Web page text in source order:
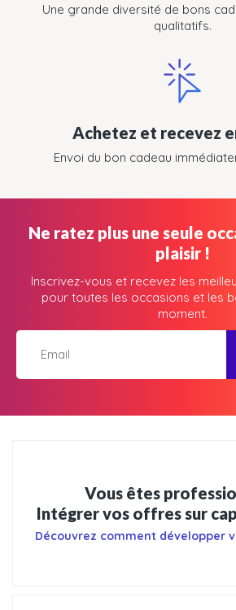
Une grande diversité de bons
qualitatifs.
Achetez et recevez
Envoi du bon cadeau
Ne ratez plus une seule
plaisir !
Inscrivez-vous et recevez les
pour toutes les occasions et les
moment.
Vous êtes
Intégrer vos offres sur
Découvrez comment développer